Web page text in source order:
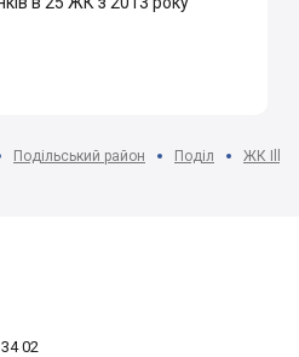
Подільський район Поділ ЖК
02